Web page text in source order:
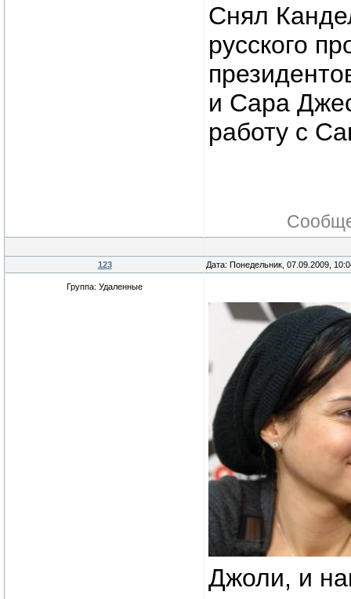
Снял
русского
и Сара
работу с
123 Дата: Понедельник, 07.09.2009,
Группа: Удаленные
Джоли, и